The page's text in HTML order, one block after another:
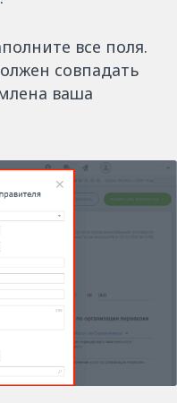
все поля.
совпадать
ваша